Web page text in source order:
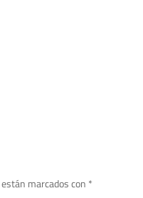
marcados con *